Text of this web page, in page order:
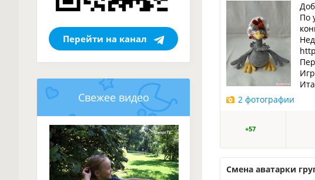
По
2 фотографии
+57
Смена аватарки
Перейти на канал
Свежее видео